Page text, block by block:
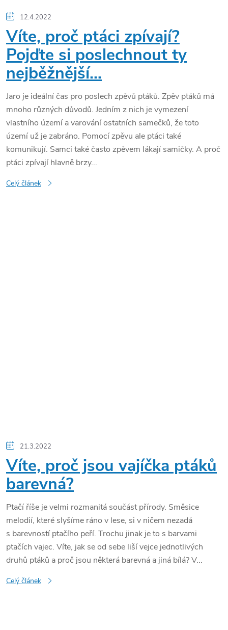
12.4.2022
Víte, proč ptáci zpívají?
Pojďte si poslechnout ty
nejběžnější…
Jaro je ideální čas pro poslech zpěvů ptáků. Zpěv ptáků má
mnoho různých důvodů. Jedním z nich je vymezení
vlastního území a varování ostatních samečků, že toto
území už je zabráno. Pomocí zpěvu ale ptáci také
komunikují. Samci také často zpěvem lákají samičky. A proč
ptáci zpívají hlavně brzy...
Celý článek
21.3.2022
Víte, proč jsou vajíčka ptáků
barevná?
Ptačí říše je velmi rozmanitá součást přírody. Směsice
melodií, které slyšíme ráno v lese, si v ničem nezadá
s barevností ptačího peří. Trochu jinak je to s barvami
ptačích vajec. Víte, jak se od sebe liší vejce jednotlivých
druhů ptáků a proč jsou některá barevná a jiná bílá? V...
Celý článek